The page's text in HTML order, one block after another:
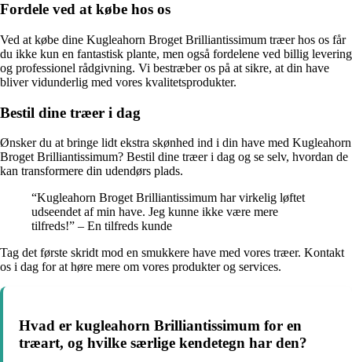
Fordele ved at købe hos os
Ved at købe dine Kugleahorn Broget Brilliantissimum træer hos os får
du ikke kun en fantastisk plante, men også fordelene ved billig levering
og professionel rådgivning. Vi bestræber os på at sikre, at din have
bliver vidunderlig med vores kvalitetsprodukter.
Bestil dine træer i dag
Ønsker du at bringe lidt ekstra skønhed ind i din have med Kugleahorn
Broget Brilliantissimum? Bestil dine træer i dag og se selv, hvordan de
kan transformere din udendørs plads.
“Kugleahorn Broget Brilliantissimum har virkelig løftet
udseendet af min have. Jeg kunne ikke være mere
tilfreds!” – En tilfreds kunde
Tag det første skridt mod en smukkere have med vores træer. Kontakt
os i dag for at høre mere om vores produkter og services.
Hvad er kugleahorn Brilliantissimum for en
træart, og hvilke særlige kendetegn har den?